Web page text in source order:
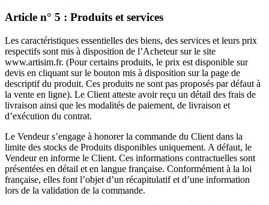
Article n° 5 : Produits et services
Les caractéristiques essentielles des biens, des services et leurs prix
respectifs sont mis à disposition de l’Acheteur sur le site
www.artisim.fr. (Pour certains produits, le prix est disponible sur
devis en cliquant sur le bouton mis à disposition sur la page de
descriptif du produit. Ces produits ne sont pas proposés par défaut à
la vente en ligne). Le Client atteste avoir reçu un détail des frais de
livraison ainsi que les modalités de paiement, de livraison et
d’exécution du contrat.
Le Vendeur s’engage à honorer la commande du Client dans la
limite des stocks de Produits disponibles uniquement. A défaut, le
Vendeur en informe le Client. Ces informations contractuelles sont
présentées en détail et en langue française. Conformément à la loi
française, elles font l’objet d’un récapitulatif et d’une information
lors de la validation de la commande.